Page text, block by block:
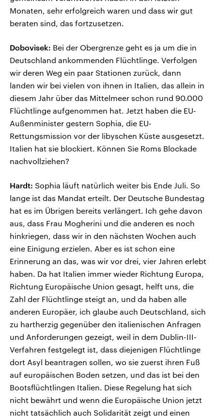
Monaten, sehr erfolgreich waren und dass wir gut
beraten sind, das fortzusetzen.
Dobovisek: Bei der Obergrenze geht es ja um die in
Deutschland ankommenden Flüchtlinge. Verfolgen
wir deren Weg ein paar Stationen zurück, dann
landen wir bei vielen von ihnen in Italien, das allein in
diesem Jahr über das Mittelmeer schon rund 90.000
Flüchtlinge aufgenommen hat. Jetzt haben die EU-
Außenminister gestern Sophia, die EU-
Rettungsmission vor der libyschen Küste ausgesetzt.
Italien hat sie blockiert. Können Sie Roms Blockade
nachvollziehen?
Hardt: Sophia läuft natürlich weiter bis Ende Juli. So
lange ist das Mandat erteilt. Der Deutsche Bundestag
hat es im Übrigen bereits verlängert. Ich gehe davon
aus, dass Frau Mogherini und die anderen es noch
hinkriegen, dass wir in den nächsten Wochen auch
eine Einigung erzielen. Aber es ist schon eine
Erinnerung an das, was wir vor drei, vier Jahren erlebt
haben. Da hat Italien immer wieder Richtung Europa,
Richtung Europäische Union gesagt, helft uns, die
Zahl der Flüchtlinge steigt an, und da haben alle
anderen Europäer, ich glaube auch Deutschland, sich
zu hartherzig gegenüber den italienischen Anfragen
und Anforderungen gezeigt, weil in dem Dublin-III-
Verfahren festgelegt ist, dass diejenigen Flüchtlinge
dort Asyl beantragen sollen, wo sie zuerst ihren Fuß
auf europäischen Boden setzen, und das ist bei den
Bootsflüchtlingen Italien. Diese Regelung hat sich
nicht bewährt und wenn die Europäische Union jetzt
nicht tatsächlich auch Solidarität zeigt und einen